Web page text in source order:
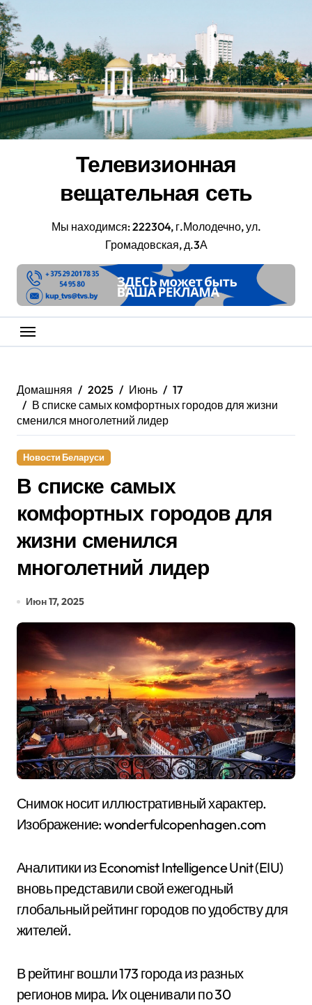
Перейти
к
содержанию
Телевизионная
вещательная сеть
Мы находимся: 222304, г.Молодечно, ул.
Громадовская, д.3А
Домашняя 2025 Июнь
17
В списке самых комфортных городов для жизни
сменился многолетний лидер
Новости Беларуси
В списке самых
комфортных городов для
жизни сменился
многолетний лидер
Июн 17, 2025
Снимок носит иллюстративный характер.
Изображение: wonderfulcopenhagen.com
Аналитики из Economist Intelligence Unit (EIU)
вновь представили свой ежегодный
глобальный рейтинг городов по удобству для
жителей.
В рейтинг вошли 173 города из разных
регионов мира. Их оценивали по 30